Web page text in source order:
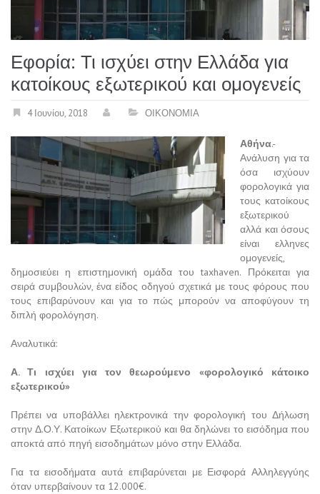
Εφορία: Τι ισχύει στην Ελλάδα για
κατοίκους εξωτερικού και ομογενείς
4 Ιουνίου, 2018 ΟΙΚΟΝΟΜΙΑ
Αθήνα.-
Ανάλυση για τα
όσα ισχύουν
φορολογικά για
τους κατοίκους
εξωτερικού
αλλά και όσους
είναι ελληνες
ομογενείς,
δημοσιεύει η επιστημονική ομάδα του taxhaven. Πρόκειται για
σειρά συμβουλών, ένα είδος οδηγού σχετικά με τους φόρους που
τους επιβαρύνουν και για το πώς μπορούν να αποφύγουν τη
διπλή φορολόγηση.
Αναλυτικά:
Α. Τι ισχύει για τον θεωρούμενο «φορολογικό κάτοικο
εξωτερικού»
Πρέπει να υποβάλλει ηλεκτρονικά την φορολογική του Δήλωση
στην Δ.Ο.Υ. Κατοίκων Εξωτερικού και θα δηλώνει το εισόδημα που
αποκτά από πηγή εισοδημάτων μόνο στην Ελλάδα.
Για τα εισοδήματα αυτά επιβαρύνεται με Εισφορά Αλληλεγγύης
όταν υπερβαίνουν τα 12.000€.